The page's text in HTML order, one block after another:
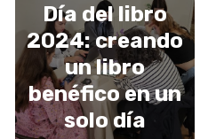
Día del libro
2024: creando
un libro
benéfico en un
solo día